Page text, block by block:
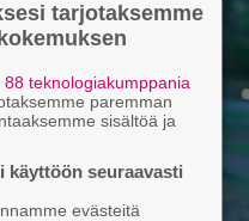
tarjotaksemme
88 teknologiakumppania
paremman
sisältöä ja
käyttöön seuraavasti
evästeitä